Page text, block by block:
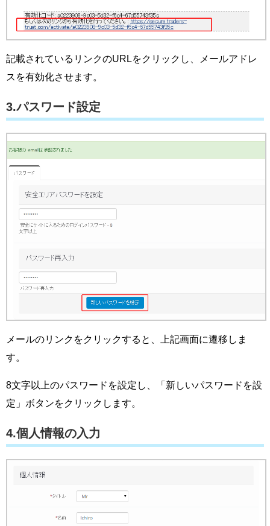
記載されているリンクのURLをクリックし、メールアドレ
スを有効化させます。
3.パスワード設定
メールのリンクをクリックすると、上記画面に遷移しま
す。
8文字以上のパスワードを設定し、「新しいパスワードを設
定」ボタンをクリックします。
4.個人情報の入力